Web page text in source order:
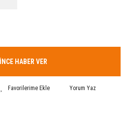
HABER VER
Yorum Yaz